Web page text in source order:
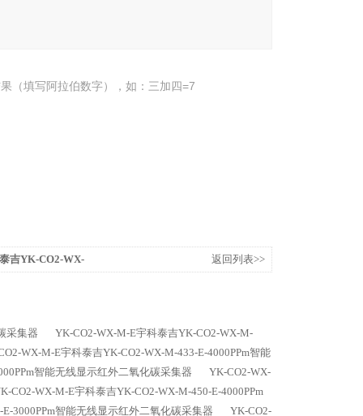
（填写阿拉伯数字），如：三加四=7
吉YK-CO2-WX-
返回列表>>
采集器
YK-CO2-WX-M-E宇科泰吉YK-CO2-WX-M-
WX-M-E宇科泰吉YK-CO2-WX-M-433-E-4000PPm智能
智能无线显示红外二氧化碳采集器
YK-CO2-WX-
CO2-WX-M-E宇科泰吉YK-CO2-WX-M-450-E-4000PPm
3000PPm智能无线显示红外二氧化碳采集器
YK-CO2-